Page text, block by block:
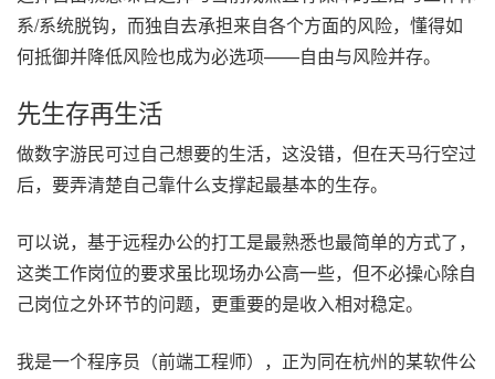
系/系统脱钩，而独自去承担来自各个方面的风险，懂得如
何抵御并降低风险也成为必选项——自由与风险并存。
先生存再生活
做数字游民可过自己想要的生活，这没错，但在天马行空过
后，要弄清楚自己靠什么支撑起最基本的生存。
可以说，基于远程办公的打工是最熟悉也最简单的方式了，
这类工作岗位的要求虽比现场办公高一些，但不必操心除自
己岗位之外环节的问题，更重要的是收入相对稳定。
我是一个程序员（前端工程师），正为同在杭州的某软件公